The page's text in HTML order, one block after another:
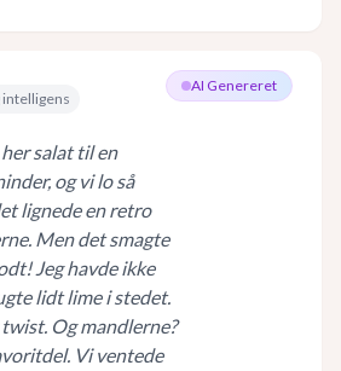
AI Genereret
intelligens
salat til en
og vi lo så
lignede en retro
Men det smagte
Jeg havde ikke
lidt lime i stedet.
Og mandlerne?
Vi ventede